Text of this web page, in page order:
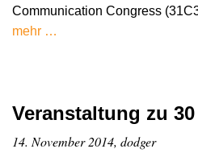
Communication Congress
mehr …
Veranstaltung zu
14. November 2014, dodger